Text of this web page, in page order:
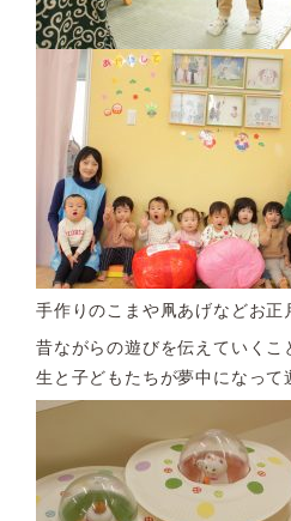
手作りのこまや凧あげなどお正
昔ながらの遊びを伝えていく
生と子どもたちが夢中になっ